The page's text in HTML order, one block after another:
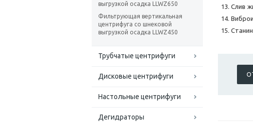
выгрузкой осадка LLWZ650
Фильтрующая вертикальная
центрифуга со шнековой
выгрузкой осадка LLWZ450
Трубчатые центрифуги
Дисковые центрифуги
Настольные центрифуги
Дегидраторы
Слив